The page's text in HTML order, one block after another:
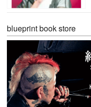
blueprint book store